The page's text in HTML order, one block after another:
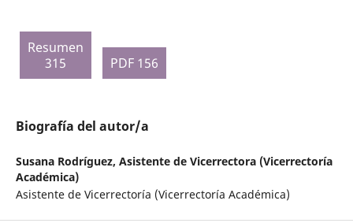
Resumen
315
PDF 156
Biografía del autor/a
Susana Rodríguez, Asistente de Vicerrectora (Vicerrectoría
Académica)
Asistente de Vicerrectoría (Vicerrectoría Académica)